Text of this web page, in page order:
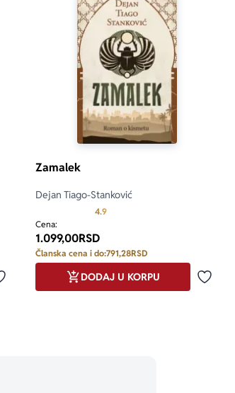
u omiljene
Zamalek
Dejan Tiago-Stanković
4.9Prosecna ocena je 4.9 od 5
Cena:
1.099,00RSD
Članska cena i do:791,28RSD
DODAJ U KORPU